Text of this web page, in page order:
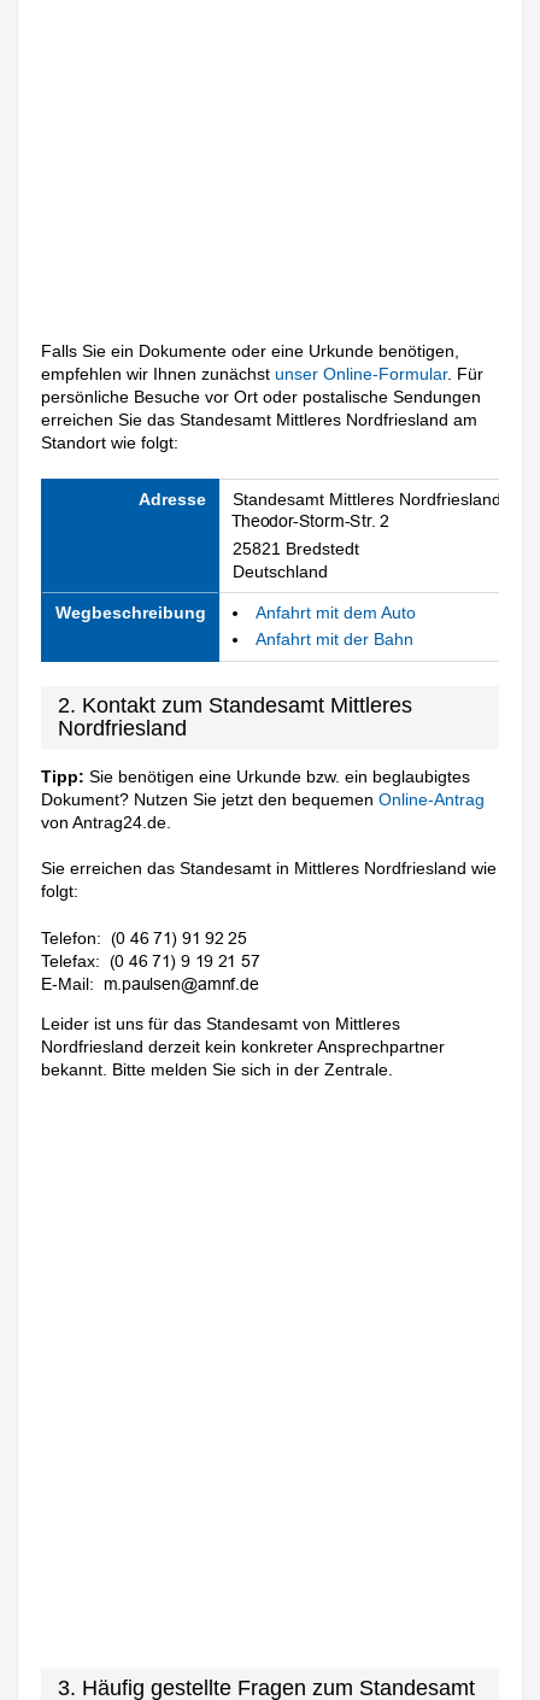
Falls Sie ein Dokumente oder eine Urkunde benötigen,
empfehlen wir Ihnen zunächstunser Online-Formular. Für
persönliche Besuche vor Ort oder postalische Sendungen
erreichen Sie das Standesamt Mittleres Nordfriesland am
Standort wie folgt:
Adresse Standesamt Mittleres Nordfriesland
25821 Bredstedt
Deutschland
Wegbeschreibung
Anfahrt mit dem Auto
Anfahrt mit der Bahn
2. Kontakt zum Standesamt Mittleres
Nordfriesland
Tipp: Sie benötigen eine Urkunde bzw. ein beglaubigtes
Dokument? Nutzen Sie jetzt den bequemenOnline-Antrag
von Antrag24.de.
Sie erreichen das Standesamt in Mittleres Nordfriesland wie
folgt:
Telefon:
Telefax:
E-Mail:
Leider ist uns für das Standesamt von Mittleres
Nordfriesland derzeit kein konkreter Ansprechpartner
bekannt. Bitte melden Sie sich in der Zentrale.
3. Häufig gestellte Fragen zum Standesamt